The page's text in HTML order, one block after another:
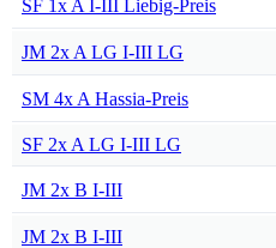
SF 1x A I-III Liebig-Preis
JM 2x A LG I-III LG
SM 4x A Hassia-Preis
SF 2x A LG I-III LG
JM 2x B I-III
JM 2x B I-III